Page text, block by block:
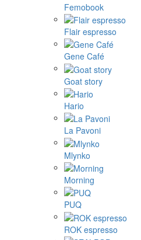
Femobook
Flair espresso
Gene Café
Goat story
Hario
La Pavoni
Mlynko
Morning
PUQ
ROK espresso